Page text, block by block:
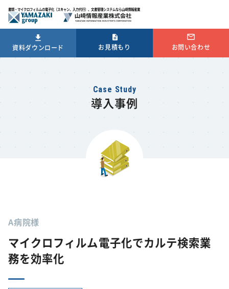
書類・マイクロフィルムの電子化（スキャン、入力代行）、文書管理システムなら山崎情報産業
資料ダウンロード お見積もり お問い合わせ
導入事例
A病院様
マイクロフィルム電子化でカルテ検索業
務を効率化